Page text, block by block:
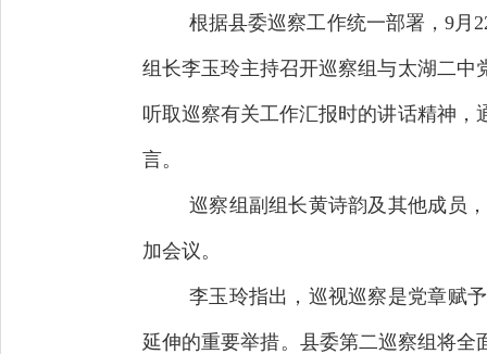
根据县委巡察工作统一部署，9月
组长李玉玲主持召开巡察组与太湖二
听取巡察有关工作汇报时的讲话精神
言。
巡察组副组长黄诗韵及其他成员
加会议。
李玉玲指出，巡视巡察是党章赋
延伸的重要举措。县委第二巡察组将